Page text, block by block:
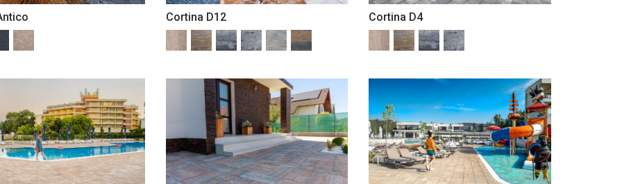
Cortina D12 Cortina D4